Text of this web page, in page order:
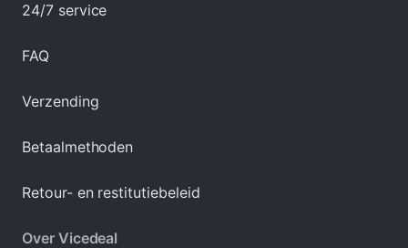
24/7 service
FAQ
Verzending
Betaalmethoden
Retour- en restitutiebeleid
Over Vicedeal